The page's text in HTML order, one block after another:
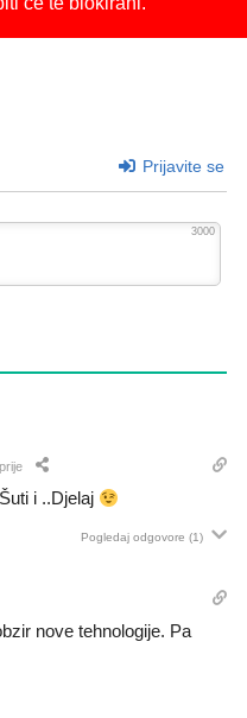
Prijavite se
3000
i ..Djelaj
Pogledaj odgovore (1)
nove tehnologije. Pa